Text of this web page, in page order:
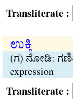
:
ಉಕ್ತಿ
(ಗ) ನೋಡಿ:
expression
: